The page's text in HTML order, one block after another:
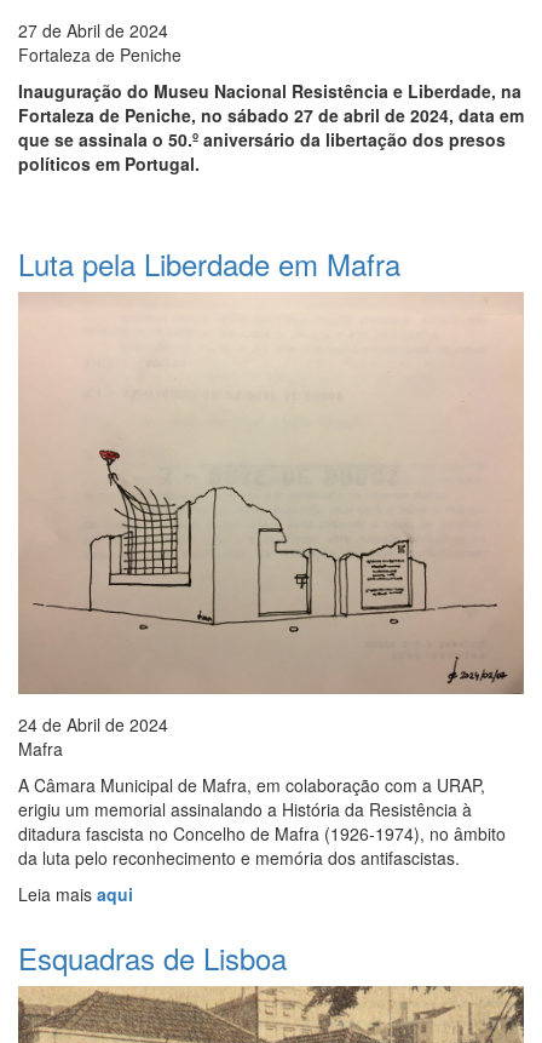
27 de Abril de 2024
Fortaleza de Peniche
Inauguração do Museu Nacional Resistência e Liberdade, na
Fortaleza de Peniche, no sábado 27 de abril de 2024, data em
que se assinala o 50.º aniversário da libertação dos presos
políticos em Portugal.
Luta pela Liberdade em Mafra
24 de Abril de 2024
Mafra
A Câmara Municipal de Mafra, em colaboração com a URAP,
erigiu um memorial assinalando a História da Resistência à
ditadura fascista no Concelho de Mafra (1926-1974), no âmbito
da luta pelo reconhecimento e memória dos antifascistas.
Leia mais aqui
Esquadras de Lisboa